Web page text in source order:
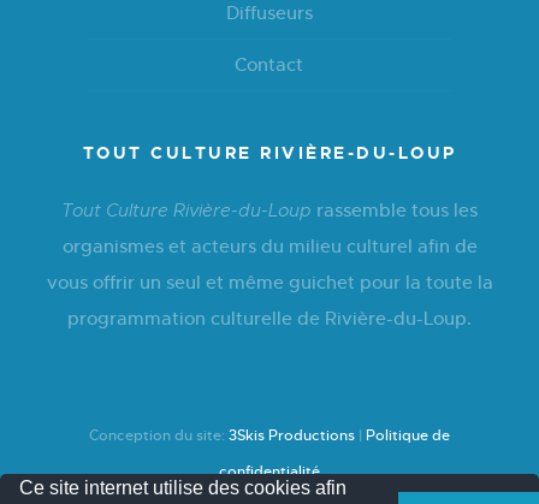
Diffuseurs
Contact
TOUT CULTURE RIVIÈRE-DU-LOUP
Tout Culture Rivière-du-Loup rassemble tous les
organismes et acteurs du milieu culturel afin de
vous offrir un seul et même guichet pour la toute la
programmation culturelle de Rivière-du-Loup.
Conception du site: 3Skis Productions | Politique de
confidentialité
Ce site internet utilise des cookies afin